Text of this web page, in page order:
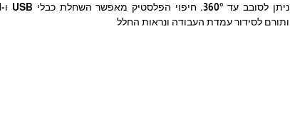
ותורם לסידור עמדת העבודה ונראות החלל